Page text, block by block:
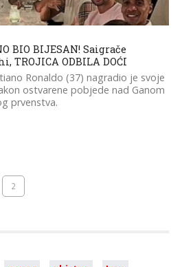
BIO BIJESAN! Saigrače
TROJICA ODBILA DOĆI
Ronaldo (37) nagradio je svoje
ostvarene pobjede nad Ganom
prvenstva.
2